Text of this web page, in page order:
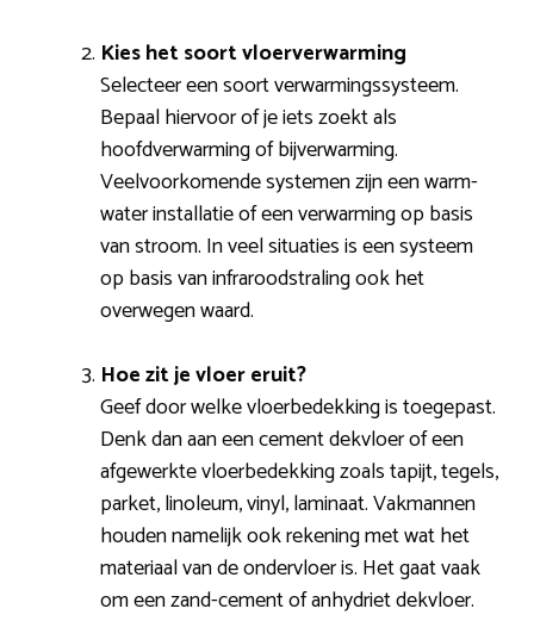
Kies het soort vloerverwarming
Selecteer een soort verwarmingssysteem.
Bepaal hiervoor of je iets zoekt als
hoofdverwarming of bijverwarming.
Veelvoorkomende systemen zijn een warm-
water installatie of een verwarming op basis
van stroom. In veel situaties is een systeem
op basis van infraroodstraling ook het
overwegen waard.
Hoe zit je vloer eruit?
Geef door welke vloerbedekking is toegepast.
Denk dan aan een cement dekvloer of een
afgewerkte vloerbedekking zoals tapijt, tegels,
parket, linoleum, vinyl, laminaat. Vakmannen
houden namelijk ook rekening met wat het
materiaal van de ondervloer is. Het gaat vaak
om een zand-cement of anhydriet dekvloer.